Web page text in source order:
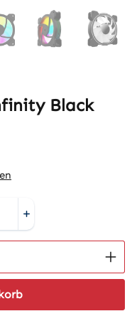
Black